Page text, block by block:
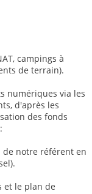
campings à
de terrain).
numériques via les
d'après les
des fonds
de notre référent en
et le plan de